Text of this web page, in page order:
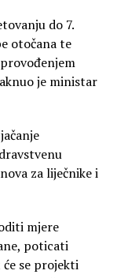
do 7.
otočana te
je ministar
za liječnike i
mjere
poticati
se projekti